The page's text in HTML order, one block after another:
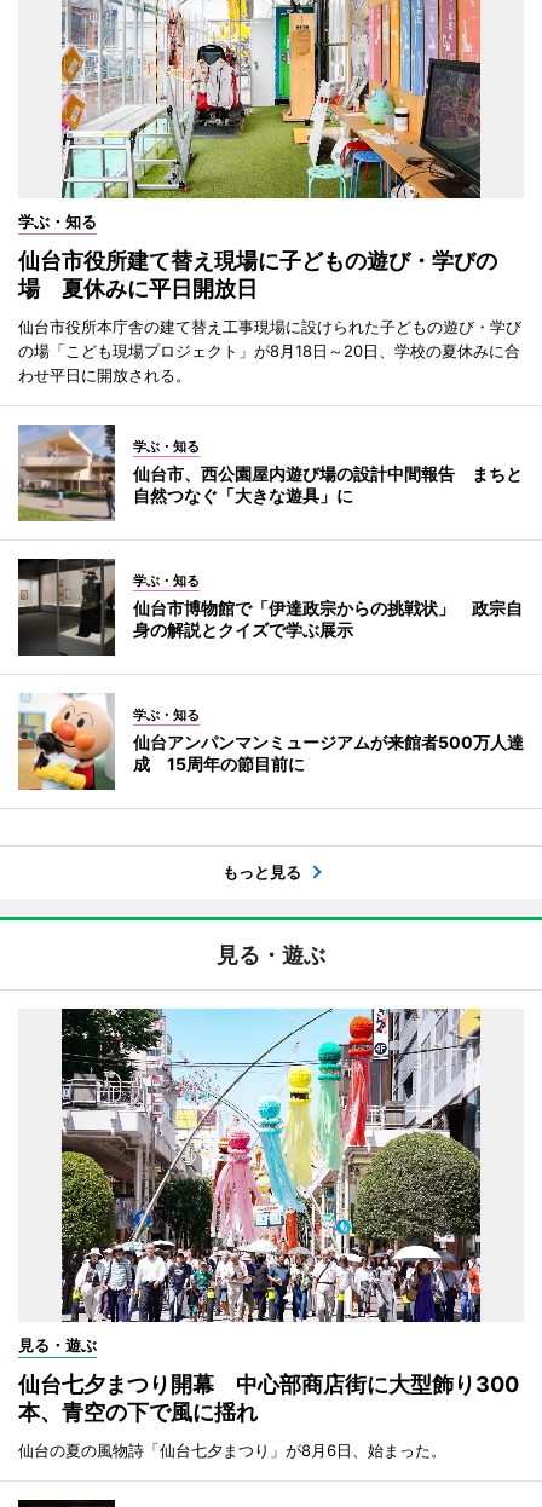
学ぶ・知る
仙台市役所建て替え現場に子どもの遊び・学びの
場 夏休みに平日開放日
仙台市役所本庁舎の建て替え工事現場に設けられた子どもの遊び・学び
の場「こども現場プロジェクト」が8月18日～20日、学校の夏休みに合
わせ平日に開放される。
学ぶ・知る
仙台市、西公園屋内遊び場の設計中間報告 まちと
自然つなぐ「大きな遊具」に
学ぶ・知る
仙台市博物館で「伊達政宗からの挑戦状」 政宗自
身の解説とクイズで学ぶ展示
学ぶ・知る
仙台アンパンマンミュージアムが来館者500万人達
成 15周年の節目前に
もっと見る
見る・遊ぶ
見る・遊ぶ
仙台七夕まつり開幕 中心部商店街に大型飾り300
本、青空の下で風に揺れ
仙台の夏の風物詩「仙台七夕まつり」が8月6日、始まった。